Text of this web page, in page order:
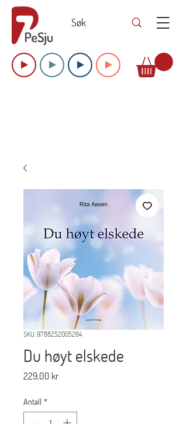
SKU: 9788252005264
Du høyt elskede
229,00 krPris
Antall *